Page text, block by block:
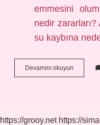
emmesini
nedir
su kaybına
Devamını okuyun
Çehre
https://grooy.net https://